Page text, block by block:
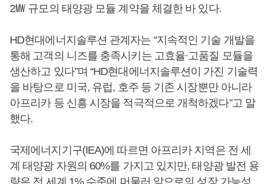
2㎿ 규모의 태양광 모듈 계약을 체결한 바 있다.
HD현대에너지솔루션 관계자는 “지속적인 기술 개발을
통해 고객의 니즈를 충족시키는 고효율·고품질 모듈을
생산하고 있다”며 “HD현대에너지솔루션이 가진 기술력
을 바탕으로 미국, 유럽, 호주 등 기존 시장뿐만 아니라
아프리카 등 신흥 시장을 적극적으로 개척하겠다”고 말
했다.
국제에너지기구(IEA)에 따르면 아프리카 지역은 전 세
계 태양광 자원의 60%를 가지고 있지만, 태양광 발전 용